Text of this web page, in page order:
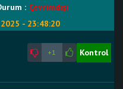
: Çevrimdışı
- 23:48:20
+1 Kontrol